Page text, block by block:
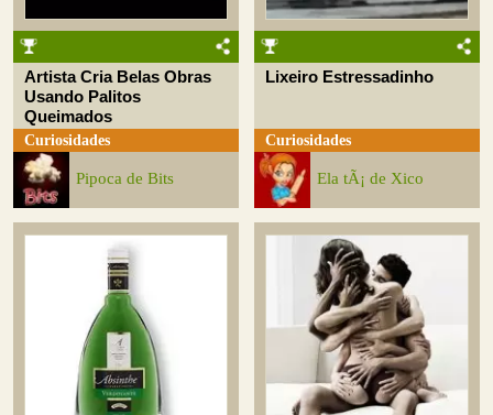
Artista Cria Belas Obras
Usando Palitos
Queimados
Curiosidades
Pipoca de Bits
Lixeiro Estressadinho
Curiosidades
Ela tÃ¡ de Xico